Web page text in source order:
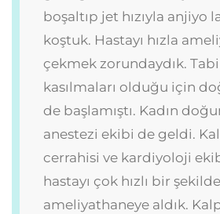
boşaltıp jet hızıyla anjiyo
koştuk. Hastayı hızla
çekmek zorundaydık.
kasılmaları olduğu için
de başlamıştı. Kadın
anestezi ekibi de geldi.
cerrahisi ve kardiyoloji
hastayı çok hızlı bir şekilde
ameliyathaneye aldık.